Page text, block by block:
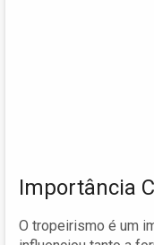
Importância
O tropeirismo é um